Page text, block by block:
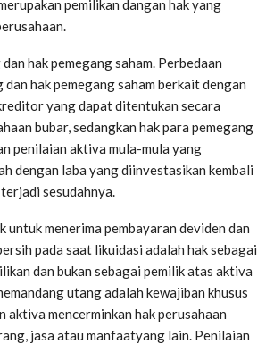
pemilikan dangan hak yang
hak pemegang saham. Perbedaan
hak pemegang saham berkait dengan
yang dapat ditentukan secara
bubar, sedangkan hak para pemegang
penilaian aktiva mula-mula yang
dengan laba yang diinvestasikan kembali
sesudahnya.
untuk menerima pembayaran deviden dan
pada saat likuidasi adalah hak sebagai
dan bukan sebagai pemilik atas aktiva
utang adalah kewajiban khusus
aktiva mencerminkan hak perusahaan
jasa atau manfaatyang lain. Penilaian